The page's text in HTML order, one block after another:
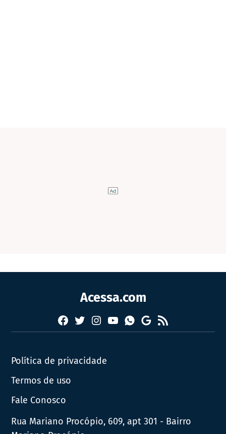
Acessa.com
Facebook
TwitterInstagram
YouTubeWhatsapp
Google
News
RSS
Política de privacidade
Termos de uso
Fale Conosco
Rua Mariano Procópio, 609, apt 301 - Bairro